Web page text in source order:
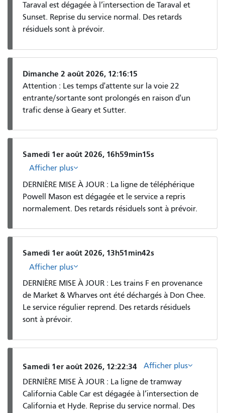
Taraval est dégagée à l’intersection de Taraval et
Sunset. Reprise du service normal. Des retards
résiduels sont à prévoir.
Dimanche 2 août 2026, 12:16:15
Attention : Les temps d'attente sur la voie 22
entrante/sortante sont prolongés en raison d'un
trafic dense à Geary et Sutter.
Samedi 1er août 2026, 16h59min15s
Afficher plus
DERNIÈRE MISE À JOUR : La ligne de téléphérique
Powell Mason est dégagée et le service a repris
normalement. Des retards résiduels sont à prévoir.
Samedi 1er août 2026, 13h51min42s
Afficher plus
DERNIÈRE MISE À JOUR : Les trains F en provenance
de Market & Wharves ont été déchargés à Don Chee.
Le service régulier reprend. Des retards résiduels
sont à prévoir.
Samedi 1er août 2026, 12:22:34
Afficher plus
DERNIÈRE MISE À JOUR : La ligne de tramway
California Cable Car est dégagée à l’intersection de
California et Hyde. Reprise du service normal. Des